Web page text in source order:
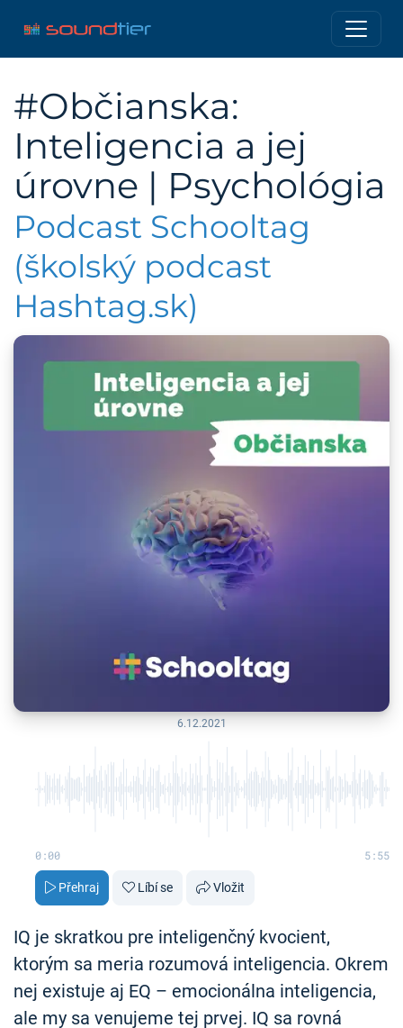
#Občianska:
Inteligencia a jej
úrovne | Psychológia
Podcast Schooltag
(školský podcast
Hashtag.sk)
6.12.2021
0:00 5:55
Přehraj Líbí se Vložit
IQ je skratkou pre inteligenčný kvocient,
ktorým sa meria rozumová inteligencia. Okrem
nej existuje aj EQ – emocionálna inteligencia,
ale my sa venujeme tej prvej. IQ sa rovná